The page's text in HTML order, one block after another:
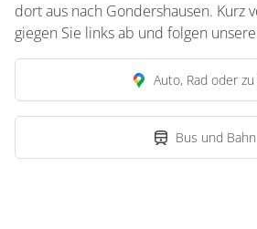
dort aus nach Gondershausen. Kurz
giegen Sie links ab und folgen
Auto, Rad oder zu
Bus und Bahn